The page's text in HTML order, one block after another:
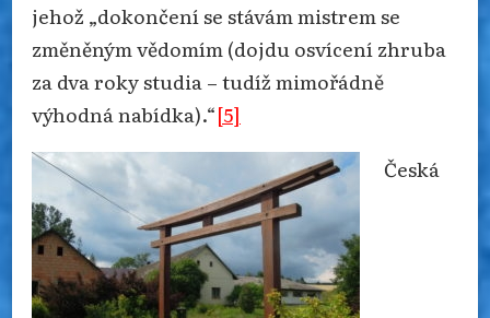
jehož „dokončení se stávám mistrem se
změněným vědomím (dojdu osvícení zhruba
za dva roky studia – tudíž mimořádně
výhodná nabídka).“[5]
Česká